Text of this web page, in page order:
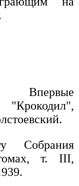
Впервые
"Крокодил",
Собрания
т. III,